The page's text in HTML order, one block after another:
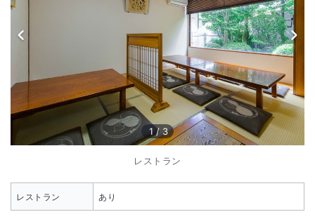
1 / 3
レストラン
レストラン あり